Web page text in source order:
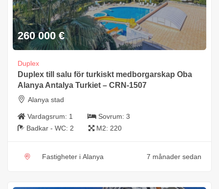
260 000 €
Duplex
Duplex till salu för turkiskt medborgarskap Oba
Alanya Antalya Turkiet – CRN-1507
Alanya stad
Vardagsrum: 1 Sovrum: 3
Badkar - WC: 2 M2: 220
Fastigheter i Alanya 7 månader sedan